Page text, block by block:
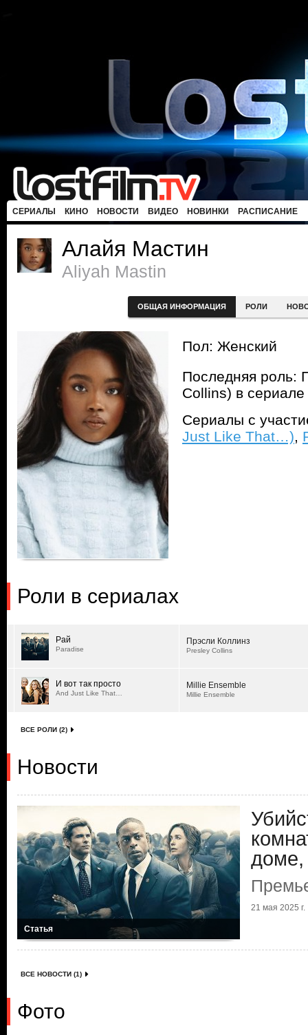
СЕРИАЛЫ КИНО НОВОСТИ ВИДЕО НОВИНКИ РАСПИСАНИЕ
Алайя Мастин
Aliyah Mastin
ОБЩАЯ ИНФОРМАЦИЯ РОЛИ
Пол: Женский
Последняя роль:
Collins) в сериале
Сериалы с
Just Like That…),
Роли в сериалах
Рай
Paradise
Прэсли Коллинз
Presley Collins
И вот так просто
And Just Like That…
Millie Ensemble
Millie Ensemble
ВСЕ РОЛИ (2)
Новости
Статья
доме,
21 мая 2025 г.
ВСЕ НОВОСТИ (1)
Фото